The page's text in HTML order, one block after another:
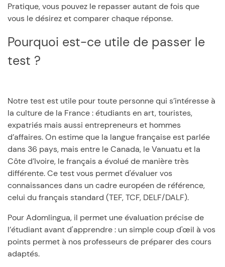
Pratique, vous pouvez le repasser autant de fois que
vous le désirez et comparer chaque réponse.
Pourquoi est-ce utile de passer le
test ?
Notre test est utile pour toute personne qui s’intéresse à
la culture de la France : étudiants en art, touristes,
expatriés mais aussi entrepreneurs et hommes
d’affaires. On estime que la langue française est parlée
dans 36 pays, mais entre le Canada, le Vanuatu et la
Côte d’Ivoire, le français a évolué de manière très
différente. Ce test vous permet d'évaluer vos
connaissances dans un cadre européen de référence,
celui du français standard (TEF, TCF, DELF/DALF).
Pour Adomlingua, il permet une évaluation précise de
l’étudiant avant d'apprendre : un simple coup d'œil à vos
points permet à nos professeurs de préparer des cours
adaptés.